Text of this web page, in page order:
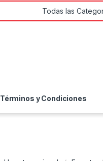
Términos y Condiciones